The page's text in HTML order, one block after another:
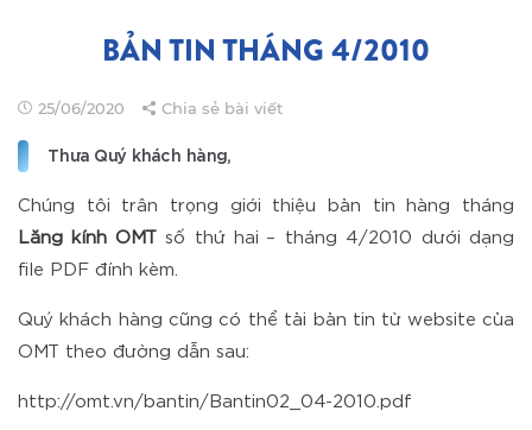
BẢN TIN THÁNG 4/2010
25/06/2020 Chia sẻ bài viết
Thưa Quý khách hàng,
Chúng tôi trân trọng giới thiệu bản tin hàng tháng
Lăng kính OMT
số thứ hai – tháng 4/2010 dưới dạng
file PDF đính kèm.
Quý khách hàng cũng có thể tải bản tin từ website của
OMT theo đường dẫn sau:
http://omt.vn/bantin/Bantin02_04-2010.pdf